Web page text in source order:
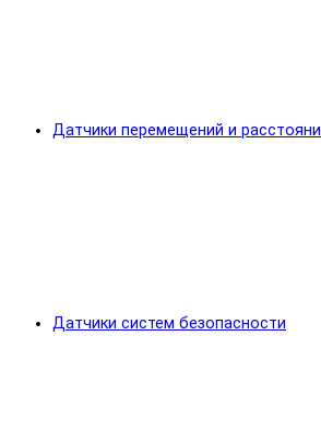
Датчики перемещений и
Датчики систем безопасности